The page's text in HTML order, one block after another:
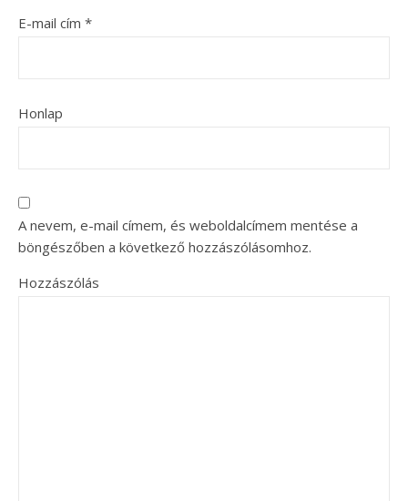
E-mail cím *
Honlap
A nevem, e-mail címem, és weboldalcímem mentése a
böngészőben a következő hozzászólásomhoz.
Hozzászólás